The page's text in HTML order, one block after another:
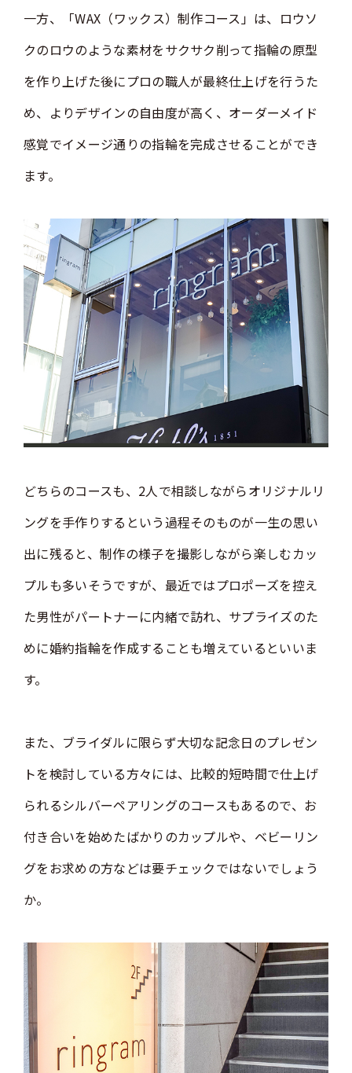
一方、「WAX（ワックス）制作コース」は、ロウソ
クのロウのような素材をサクサク削って指輪の原型
を作り上げた後にプロの職人が最終仕上げを行うた
め、よりデザインの自由度が高く、オーダーメイド
感覚でイメージ通りの指輪を完成させることができ
ます。
どちらのコースも、2人で相談しながらオリジナルリ
ングを手作りするという過程そのものが一生の思い
出に残ると、制作の様子を撮影しながら楽しむカッ
プルも多いそうですが、最近ではプロポーズを控え
た男性がパートナーに内緒で訪れ、サプライズのた
めに婚約指輪を作成することも増えているといいま
す。
また、ブライダルに限らず大切な記念日のプレゼン
トを検討している方々には、比較的短時間で仕上げ
られるシルバーペアリングのコースもあるので、お
付き合いを始めたばかりのカップルや、ベビーリン
グをお求めの方などは要チェックではないでしょう
か。